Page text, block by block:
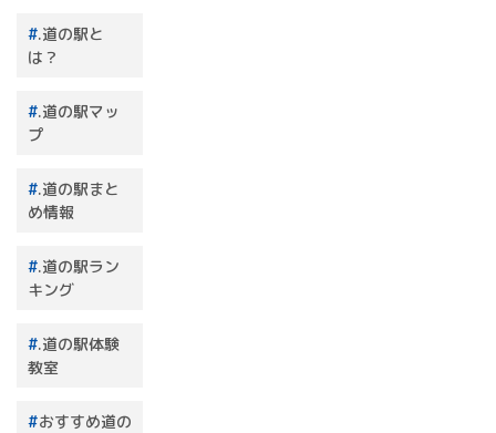
.道の駅と
は？
.道の駅マッ
プ
.道の駅まと
め情報
.道の駅ラン
キング
.道の駅体験
教室
おすすめ道の